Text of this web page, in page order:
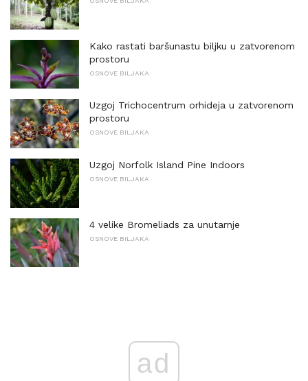
Kako rastati baršunastu biljku u zatvorenom
prostoru
OSNOVE BILJAKA
Uzgoj Trichocentrum orhideja u zatvorenom
prostoru
OSNOVE BILJAKA
Uzgoj Norfolk Island Pine Indoors
OSNOVE BILJAKA
4 velike Bromeliads za unutarnje
OSNOVE BILJAKA
ad